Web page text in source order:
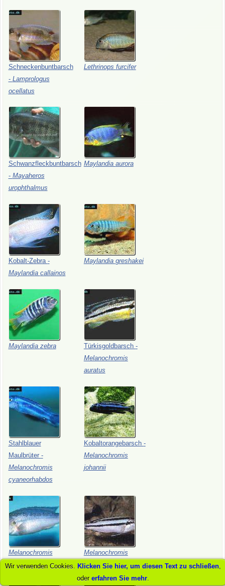
Schneckenbuntbarsch
- Lamprologus
ocellatus
Lethrinops furcifer
Schwanzfleckbuntbarsch
- Mayaheros
urophthalmus
Maylandia aurora
Kobalt-Zebra -
Maylandia callainos
Maylandia greshakei
Maylandia zebra Türkisgoldbarsch -
Melanochromis
auratus
Stahlblauer
Maulbrüter -
Melanochromis
cyaneorhabdos
Kobaltorangebarsch -
Melanochromis
johannii
Melanochromis
lepidiadaptes
Melanochromis
parallelus
Wir verwenden Cookies. Klicken Sie hier, um diesen Text zu schließen
oder erfahren Sie mehr